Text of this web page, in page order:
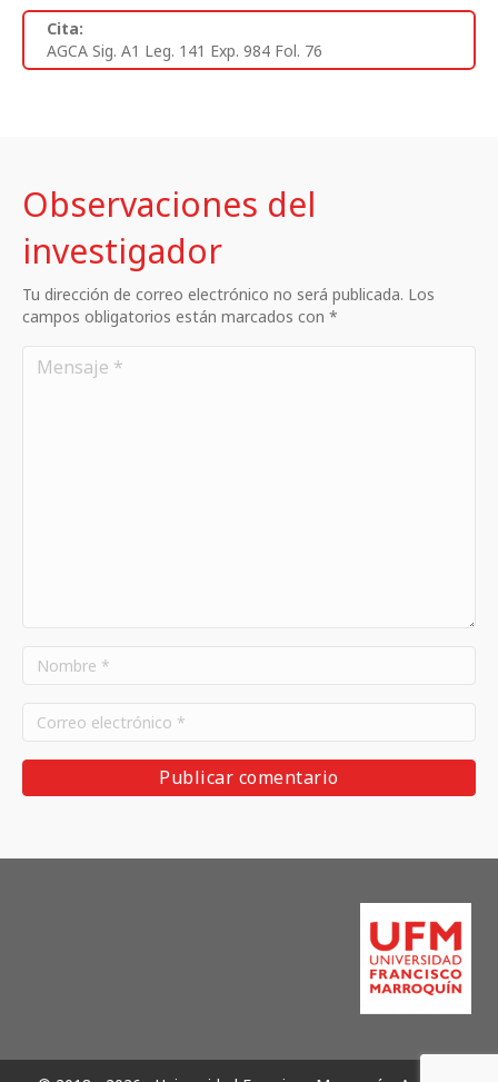
Cita:
AGCA Sig. A1 Leg. 141 Exp. 984 Fol. 76
Observaciones del
investigador
Tu dirección de correo electrónico no será publicada. Los
campos obligatorios están marcados con *